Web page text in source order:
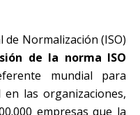
Normalización (ISO)
de la norma ISO
mundial para
las organizaciones,
empresas que la